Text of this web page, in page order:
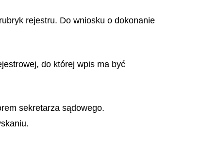
rejestru. Do wniosku o dokonanie
do której wpis ma być
sekretarza sądowego.